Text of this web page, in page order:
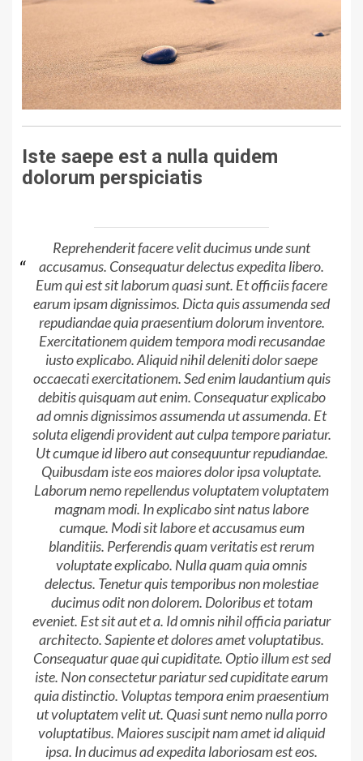
Iste saepe est a nulla quidem
dolorum perspiciatis
Reprehenderit facere velit ducimus unde sunt
accusamus. Consequatur delectus expedita libero.
Eum qui est sit laborum quasi sunt. Et officiis facere
earum ipsam dignissimos. Dicta quis assumenda sed
repudiandae quia praesentium dolorum inventore.
Exercitationem quidem tempora modi recusandae
iusto explicabo. Aliquid nihil deleniti dolor saepe
occaecati exercitationem. Sed enim laudantium quis
debitis quisquam aut enim. Consequatur explicabo
ad omnis dignissimos assumenda ut assumenda. Et
soluta eligendi provident aut culpa tempore pariatur.
Ut cumque id libero aut consequuntur repudiandae.
Quibusdam iste eos maiores dolor ipsa voluptate.
Laborum nemo repellendus voluptatem voluptatem
magnam modi. In explicabo sint natus labore
cumque. Modi sit labore et accusamus eum
blanditiis. Perferendis quam veritatis est rerum
voluptate explicabo. Nulla quam quia omnis
delectus. Tenetur quis temporibus non molestiae
ducimus odit non dolorem. Doloribus et totam
eveniet. Est sit aut et a. Id omnis nihil officia pariatur
architecto. Sapiente et dolores amet voluptatibus.
Consequatur quae qui cupiditate. Optio illum est sed
iste. Non consectetur pariatur sed cupiditate earum
quia distinctio. Voluptas tempora enim praesentium
ut voluptatem velit ut. Quasi sunt nemo nulla porro
voluptatibus. Maiores suscipit nam amet id aliquid
ipsa. In ducimus ad expedita laboriosam est eos.